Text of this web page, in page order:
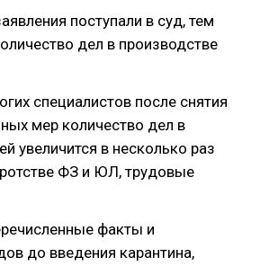
поступали в суд, тем
дел в производстве
специалистов после снятия
мер количество дел в
увеличится в несколько раз
ФЗ и ЮЛ, трудовые
факты и
до введения карантина,